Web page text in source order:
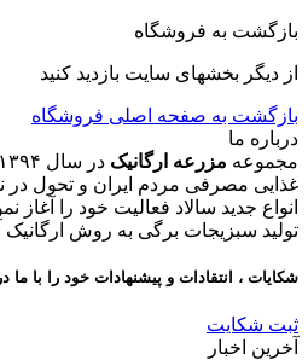
بازگشت به فروشگاه
از دیگر بخشهای سایت بازدید کنید
بازگشت به صفحه اصلی فروشگاه
درباره ما
مجموعه مزرعه ارگانیک
غذایی مصرفی مردم ایران و تحول
انواع جدید سالاد فعالیت خود را آغاز
تولید سبزیجات برگی به روش ارگانیک
شکایات ، انتقادات و پیشنهادات خود را با ما
ثبت شکایت
آخرین اخبار